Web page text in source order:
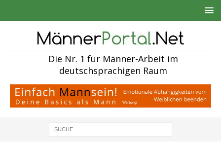
Die Nr. 1 für Männer-Arbeit im
deutschsprachigen Raum